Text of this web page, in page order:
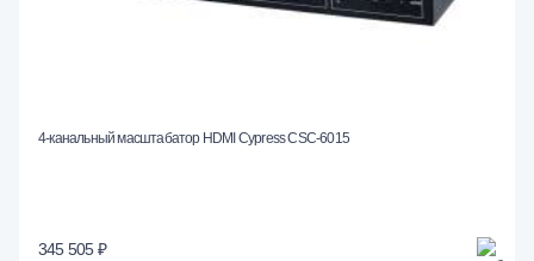
4-канальный масштабатор HDMI Cypress CSC-6015
345 505 ₽